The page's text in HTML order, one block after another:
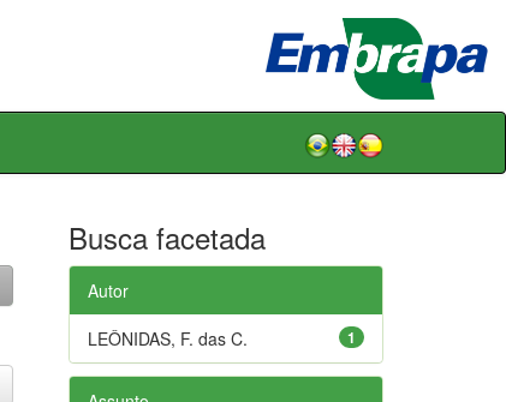
Busca facetada
Autor
1
LEÔNIDAS, F. das C.